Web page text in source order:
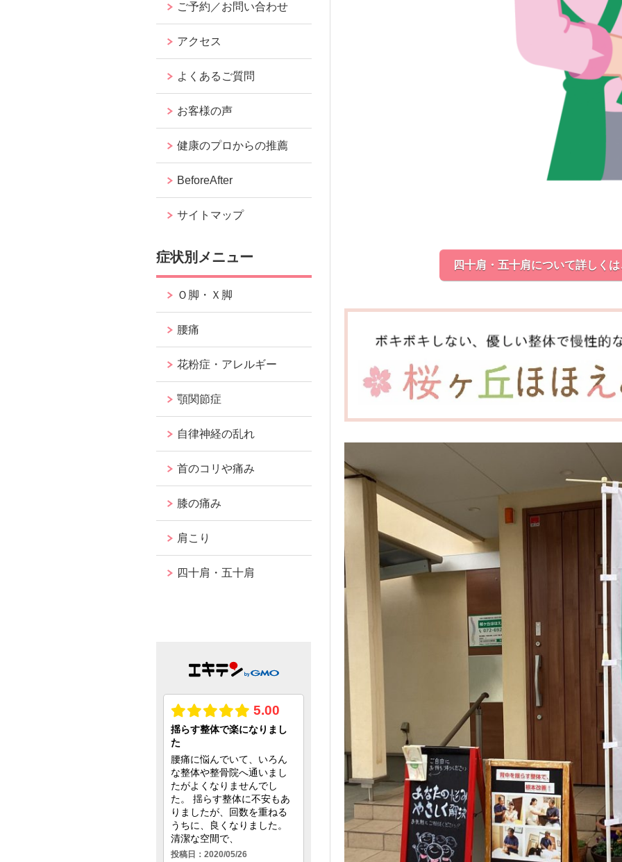
四十肩・五十肩について詳しく
ご予約／お問い合わせ
アクセス
よくあるご質問
お客様の声
健康のプロからの推薦
BeforeAfter
サイトマップ
症状別メニュー
Ｏ脚・Ｘ脚
腰痛
花粉症・アレルギー
顎関節症
自律神経の乱れ
首のコリや痛み
膝の痛み
肩こり
四十肩・五十肩